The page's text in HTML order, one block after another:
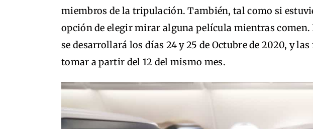
miembros de la tripulación. También, tal como si
opción de elegir mirar alguna película mientras
se desarrollará los días 24 y 25 de Octubre de 2020, y
tomar a partir del 12 del mismo mes.